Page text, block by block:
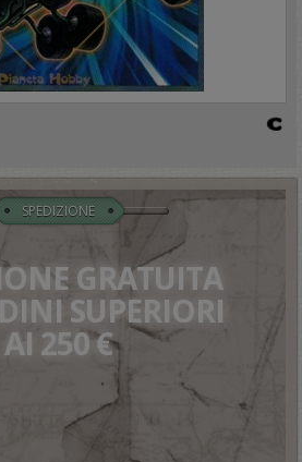
SPEDIZIONE
GRATUITA
SUPERIORI
AI 250 €